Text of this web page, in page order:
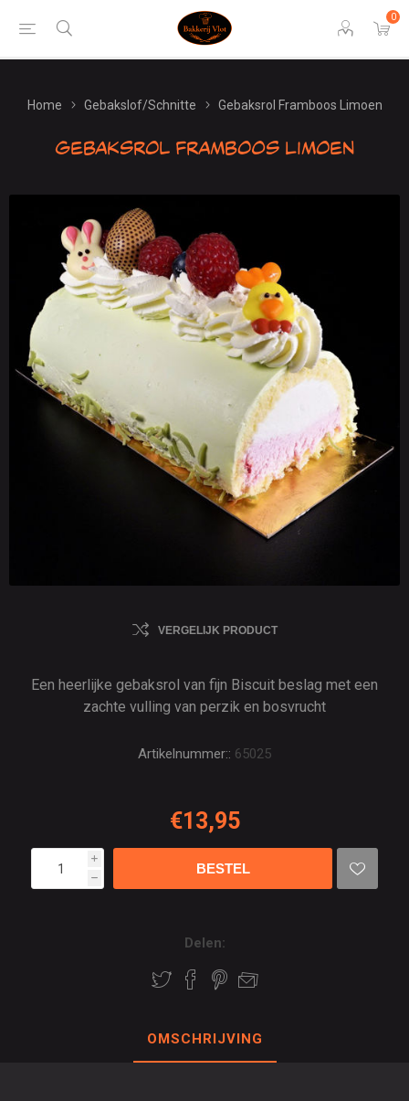
0
Home Gebakslof/Schnitte Gebaksrol Framboos Limoen
Gebaksrol Framboos Limoen
VERGELIJK PRODUCT
Een heerlijke gebaksrol van fijn Biscuit beslag met een
zachte vulling van perzik en bosvrucht
Artikelnummer:: 65025
€13,95
i
h
Delen:
OMSCHRIJVING